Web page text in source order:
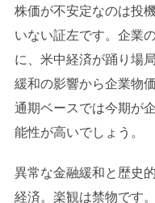
株価が不安定なのは投
いない証左です。企業
に、米中経済が踊り場
緩和の影響から企業物
通期ベースでは今期が
能性が高いでしょう。
異常な金融緩和と歴史
経済。楽観は禁物です